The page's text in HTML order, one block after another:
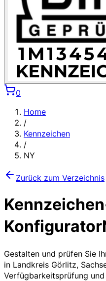
0
Home
/
Kennzeichen
/
NY
Zurück zum Verzeichnis
Konfigurator
Gestalten und prüfen Sie
in Landkreis Görlitz,
Verfügbarkeitsprüfung